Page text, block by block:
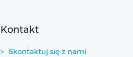
Kontakt
Skontaktuj się z nami